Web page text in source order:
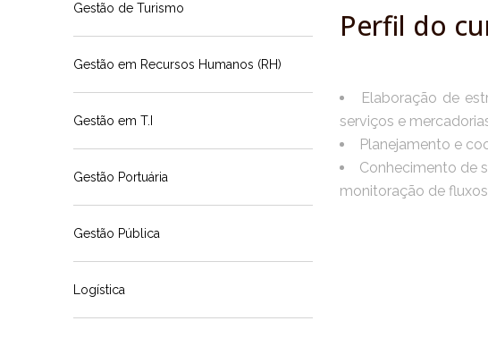
Gestão de Turismo
Gestão em Recursos Humanos (RH)
Gestão em T.I
Gestão Portuária
Gestão Pública
Logística
Perfil do
Elaboração de
serviços e
Planejamento e
Conhecimento de
monitoração de